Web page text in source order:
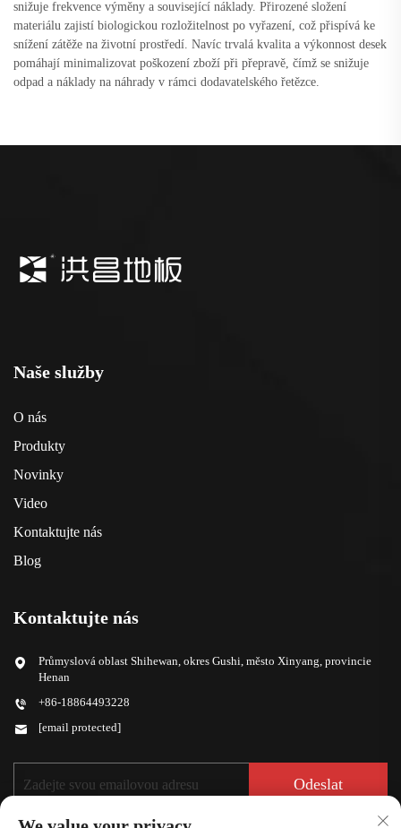
snižuje frekvence výměny a související náklady. Přirozené složení
materiálu zajistí biologickou rozložitelnost po vyřazení, což přispívá ke
snížení zátěže na životní prostředí. Navíc trvalá kvalita a výkonnost desek
pomáhají minimalizovat poškození zboží při přepravě, čímž se snižuje
odpad a náklady na náhrady v rámci dodavatelského řetězce.
Naše služby
O nás
Produkty
Novinky
Video
Kontaktujte nás
Blog
Kontaktujte nás
Průmyslová oblast Shihewan, okres Gushi, město Xinyang, provincie
Henan
+86-18864493228
[email protected]
Odeslat